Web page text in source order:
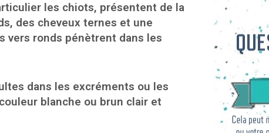
les chiots, présentent de la
des cheveux ternes et une
vers ronds pénètrent dans les
dans les excréments ou les
blanche ou brun clair et